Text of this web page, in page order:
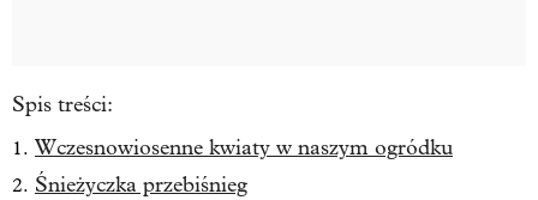
Spis treści:
Wczesnowiosenne kwiaty w naszym ogródku
Śnieżyczka przebiśnieg